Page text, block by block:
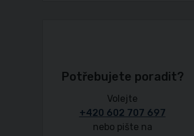
Potřebujete poradit?
Volejte
+420 602 707 697
nebo pište na